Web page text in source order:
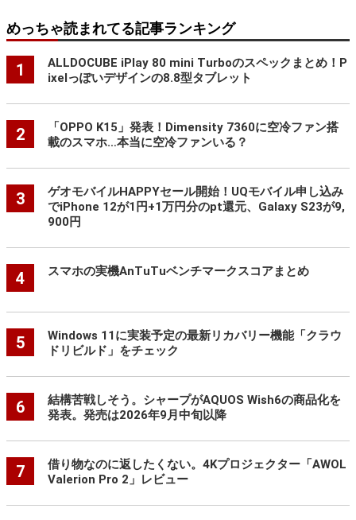
めっちゃ読まれてる記事ランキング
1
ALLDOCUBE iPlay 80 mini Turboのスペックまとめ！P
ixelっぽいデザインの8.8型タブレット
2
「OPPO K15」発表！Dimensity 7360に空冷ファン搭
載のスマホ…本当に空冷ファンいる？
3
ゲオモバイルHAPPYセール開始！UQモバイル申し込み
でiPhone 12が1円+1万円分のpt還元、Galaxy S23が9,
900円
4 スマホの実機AnTuTuベンチマークスコアまとめ
5
Windows 11に実装予定の最新リカバリー機能「クラウ
ドリビルド」をチェック
6
結構苦戦しそう。シャープがAQUOS Wish6の商品化を
発表。発売は2026年9月中旬以降
7
借り物なのに返したくない。4Kプロジェクター「AWOL
Valerion Pro 2」レビュー